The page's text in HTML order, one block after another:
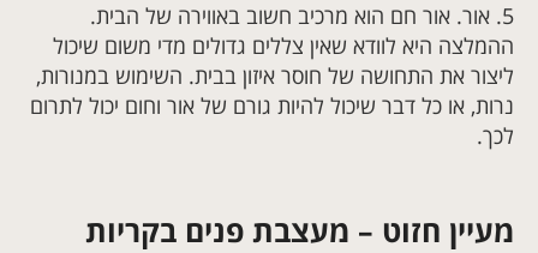
5. אור. אור חם הוא מרכיב חשוב באווירה של הבית.
ההמלצה היא לוודא שאין צללים גדולים מדי משום שיכול
ליצור את התחושה של חוסר איזון בבית. השימוש במנורות,
נרות, או כל דבר שיכול להיות גורם של אור וחום יכול לתרום
לכך.
מעיין חזוט – מעצבת פנים בקריות